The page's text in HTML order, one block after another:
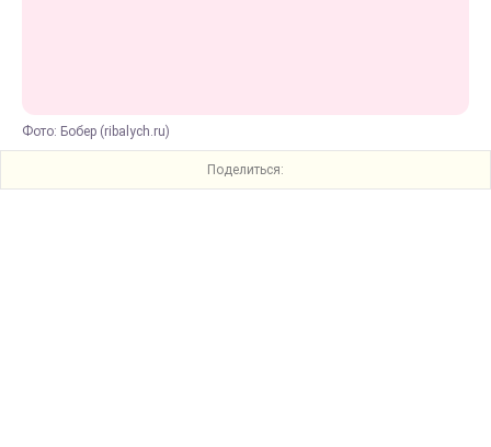
Фото: Бобер (ribalych.ru)
Поделиться: